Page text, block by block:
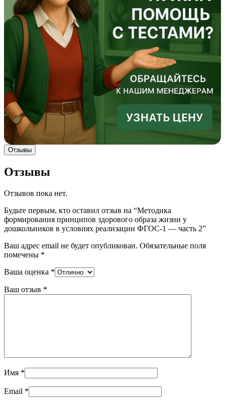
Отзывы
Отзывы
Отзывов пока нет.
Будьте первым, кто оставил отзыв на “Методика
формирования принципов здорового образа жизни у
дошкольников в условиях реализации ФГОС-1 — часть 2”
Ваш адрес email не будет опубликован. Обязательные поля
помечены *
Ваша оценка *
Ваш отзыв *
Имя *
Email *